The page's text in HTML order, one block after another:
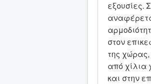
εξουσίες.
στον
της
από χίλια
και στην